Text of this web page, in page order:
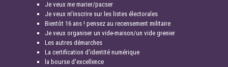
Je veux me marier/pacser
Je veux m'inscrire sur les listes électorales
Bientôt 16 ans ! pensez au recensement militaire
Je veux organiser un vide-maison/un vide grenier
Les autres démarches
La certification d'identité numérique
la bourse d'excellence